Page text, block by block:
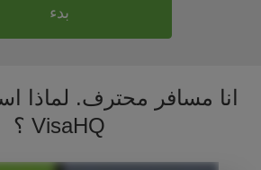
بدء
انا مسافر محترف. لماذا
VisaHQ ؟